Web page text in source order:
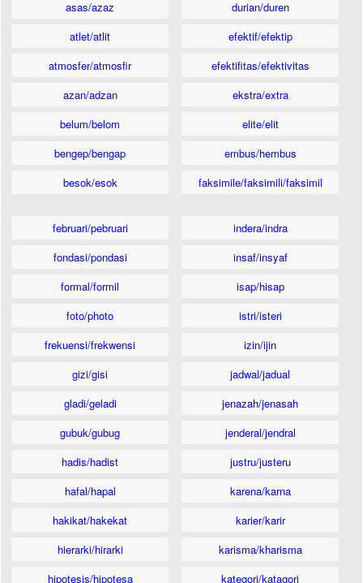
asas/azaz
atlet/atlit
atmosfer/atmosfir
azan/adzan
belum/belom
bengep/bengap
besok/esok
durian/duren
efektif/efektip
efektifitas/efektivitas
ekstra/extra
elite/elit
embus/hembus
faksimile/faksimili/faksimil
februari/pebruari
fondasi/pondasi
formal/formil
foto/photo
frekuensi/frekwensi
gizi/gisi
gladi/geladi
gubuk/gubug
hadis/hadist
hafal/hapal
hakikat/hakekat
hierarki/hirarki
hipotesis/hipotesa
indera/indra
insaf/insyaf
isap/hisap
istri/isteri
izin/ijin
jadwal/jadual
jenazah/jenasah
jenderal/jendral
justru/justeru
karena/karna
karier/karir
karisma/kharisma
kategori/katagori